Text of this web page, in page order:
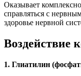
Оказывает
справляться с
здоровье нервной
Воздействие
1. Глиатилин